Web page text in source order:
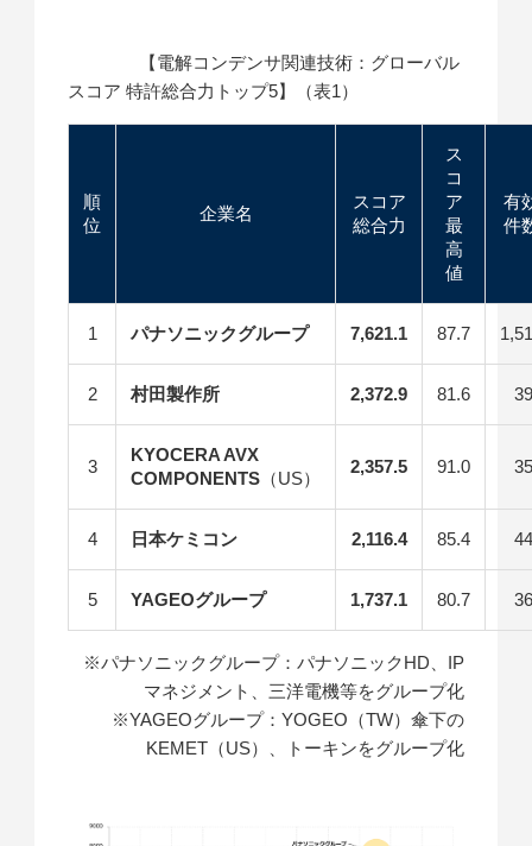
【電解コンデンサ関連技術：グローバル
スコア 特許総合力トップ5】（表1）
順
位
企業名
スコア
総合力
ス
コ
ア
最
高
値
有
件
1 パナソニックグループ 7,621.1 87.7
2 村田製作所 2,372.9 81.6
3
KYOCERA AVX
COMPONENTS （US）
2,357.5 91.0
4 日本ケミコン 2,116.4 85.4
5 YAGEOグループ 1,737.1 80.7
※パナソニックグループ：パナソニックHD、IP
マネジメント、三洋電機等をグループ化
※YAGEOグループ：YOGEO（TW）傘下の
KEMET（US）、トーキンをグループ化